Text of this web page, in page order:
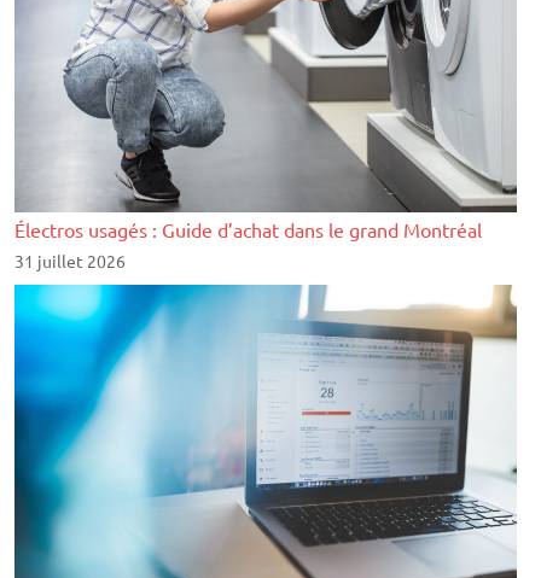
Électros usagés : Guide d’achat dans le grand Montréal
31 juillet 2026